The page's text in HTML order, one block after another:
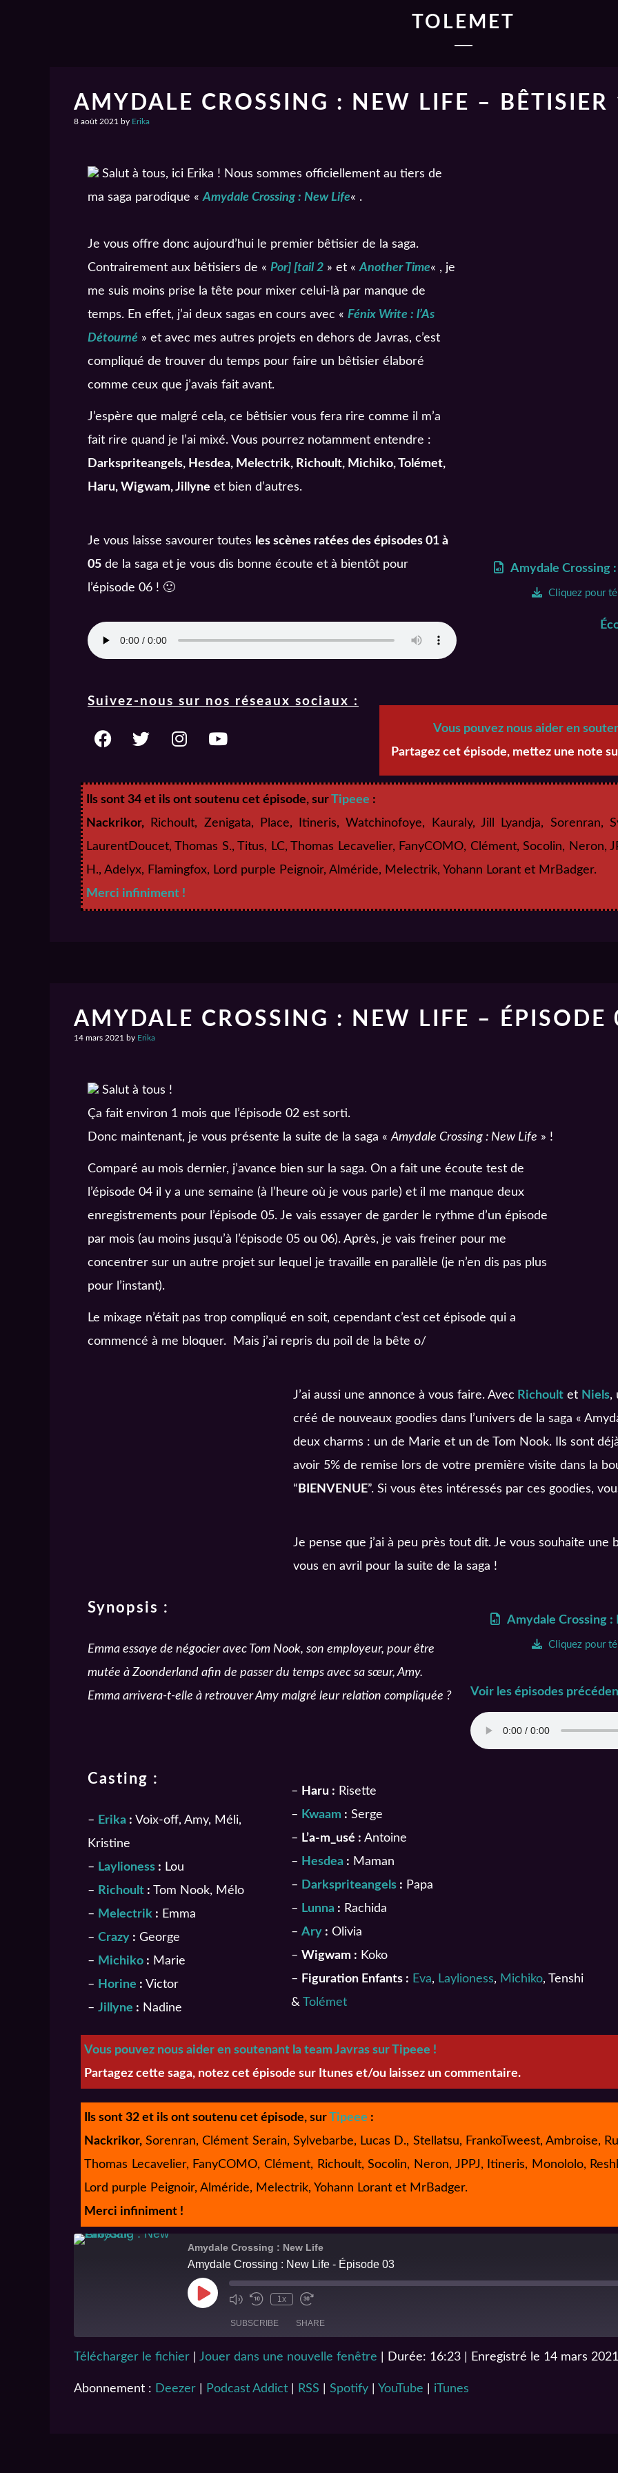
TOLEMET
AMYDALE CROSSING : NEW LIFE –
8 août 2021 by Erika
Salut à tous, ici Erika ! Nous sommes officiellement au tiers de
ma saga parodique « Amydale Crossing : New Life« .
Je vous offre donc aujourd’hui le premier bêtisier de la saga.
Contrairement aux bêtisiers de « Por] [tail 2 » et « Another Time« , je
me suis moins prise la tête pour mixer celui-là par manque de
temps. En effet, j’ai deux sagas en cours avec « Fénix Write : l’As
Détourné » et avec mes autres projets en dehors de Javras, c’est
compliqué de trouver du temps pour faire un bêtisier élaboré
comme ceux que j’avais fait avant.
J’espère que malgré cela, ce bêtisier vous fera rire comme il m’a
fait rire quand je l’ai mixé. Vous pourrez notamment entendre :
Darkspriteangels, Hesdea, Melectrik, Richoult, Michiko, Tolémet,
Haru, Wigwam, Jillyne et bien d’autres.
Je vous laisse savourer toutes les scènes ratées des épisodes 01 à
05 de la saga et je vous dis bonne écoute et à bientôt pour
l’épisode 06 ! 🙂
Amydale Crossing
Cliquez pour
Suivez-nous sur nos réseaux sociaux :
Vous pouvez nous aider en
Partagez cet épisode, mettez une note
Ils sont 34 et ils ont soutenu cet épisode, surTipeee :
Nackrikor, Richoult, Zenigata, Place, Itineris, Watchinofoye, Kauraly, Jill Lyandja, Sorenran,
LaurentDoucet, Thomas S., Titus, LC, Thomas Lecavelier, FanyCOMO, Clément, Socolin, Neron,
H., Adelyx, Flamingfox, Lord purple Peignoir, Alméride, Melectrik, Yohann Lorant et MrBadger.
Merci infiniment !
AMYDALE CROSSING : NEW LIFE – ÉPISODE
14 mars 2021 by Erika
Salut à tous !
Ça fait environ 1 mois que l’épisode 02 est sorti.
Donc maintenant, je vous présente la suite de la saga « Amydale Crossing : New Life » !
Comparé au mois dernier, j’avance bien sur la saga. On a fait une écoute test de
l’épisode 04 il y a une semaine (à l’heure où je vous parle) et il me manque deux
enregistrements pour l’épisode 05. Je vais essayer de garder le rythme d’un épisode
par mois (au moins jusqu’à l’épisode 05 ou 06). Après, je vais freiner pour me
concentrer sur un autre projet sur lequel je travaille en parallèle (je n’en dis pas plus
pour l’instant).
Le mixage n’était pas trop compliqué en soit, cependant c’est cet épisode qui a
commencé à me bloquer. Mais j’ai repris du poil de la bête o/
J’ai aussi une annonce à vous faire. Avec Richoult et Niels,
créé de nouveaux goodies dans l’univers de la saga «
deux charms : un de Marie et un de Tom Nook. Ils sont
avoir 5% de remise lors de votre première visite dans la
“ BIENVENUE”. Si vous êtes intéressés par ces goodies,
Je pense que j’ai à peu près tout dit. Je vous souhaite
vous en avril pour la suite de la saga !
Synopsis :
Emma essaye de négocier avec Tom Nook, son employeur, pour être
mutée à Zoonderland afin de passer du temps avec sa sœur, Amy.
Emma arrivera-t-elle à retrouver Amy malgré leur relation compliquée ?
Amydale Crossing :
Cliquez pour
Voir les épisodes
Casting :
– Erika : Voix-off, Amy, Méli,
Kristine
– Laylioness : Lou
– Richoult : Tom Nook, Mélo
– Melectrik : Emma
– Crazy : George
– Michiko : Marie
– Horine : Victor
– Jillyne : Nadine
– Haru : Risette
– Kwaam : Serge
– L’a-m_usé : Antoine
– Hesdea : Maman
– Darkspriteangels : Papa
– Lunna : Rachida
–Ary : Olivia
–Wigwam : Koko
– Figuration Enfants : Eva, Laylioness, Michiko, Tenshi
&Tolémet
Vous pouvez nous aider en soutenant la team Javras sur Tipeee !
Partagez cette saga, notez cet épisode sur Itunes et/ou laissez un commentaire.
Ils sont 32 et ils ont soutenu cet épisode, surTipeee :
Nackrikor, Sorenran, Clément Serain, Sylvebarbe, Lucas D., Stellatsu, FrankoTweest, Ambroise,
Thomas Lecavelier, FanyCOMO, Clément, Richoult, Socolin, Neron, JPPJ, Itineris, Monololo,
Lord purple Peignoir, Alméride, Melectrik, Yohann Lorant et MrBadger.
Merci infiniment !
Amydale Crossing : New Life
Amydale Crossing : New Life - Épisode 03
1x
SUBSCRIBE SHARE
Deezer Podcast Addict
Spotify YouTube
SHARE
LINK
Télécharger le fichier Jouer dans une nouvelle fenêtre Durée: 16:23 Enregistré le 14 mars 2021
Abonnement : Deezer Podcast Addict RSS Spotify YouTube iTunes